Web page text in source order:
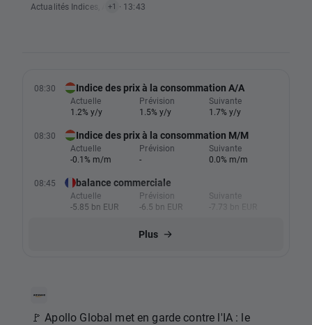
Actualités Indices Actualités Actions
+1 · 13:43
08:30 Indice des prix à la consommation A/A
Actuelle
1.2% y/y
Prévision
1.5% y/y
Suivante
1.7% y/y
08:30 Indice des prix à la consommation M/M
Actuelle
-0.1% m/m
Prévision
-
Suivante
0.0% m/m
08:45 balance commerciale
Actuelle
-5.85 bn EUR
Prévision
-6.5 bn EUR
Suivante
-7.73 bn EUR
Plus
🚩 Apollo Global met en garde contre l'IA : le